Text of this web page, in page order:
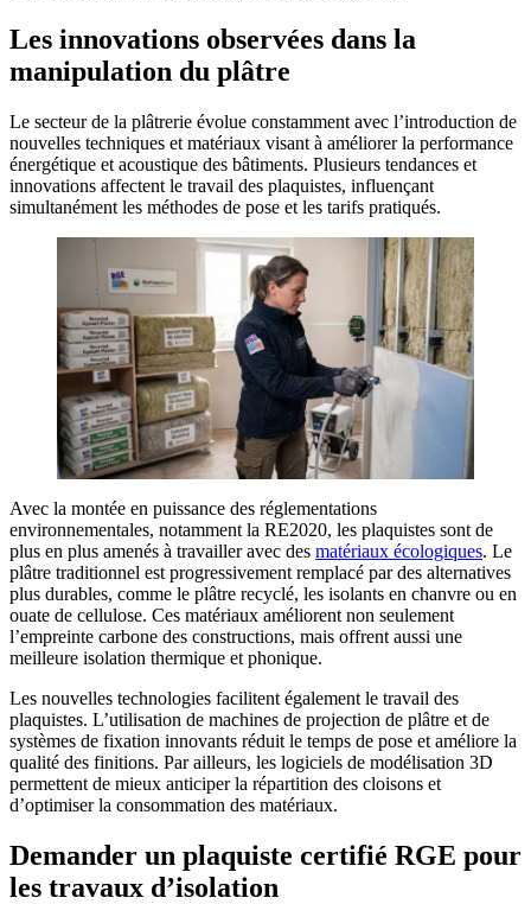
Les innovations observées dans la
manipulation du plâtre
Le secteur de la plâtrerie évolue constamment avec l’introduction de
nouvelles techniques et matériaux visant à améliorer la performance
énergétique et acoustique des bâtiments. Plusieurs tendances et
innovations affectent le travail des plaquistes, influençant
simultanément les méthodes de pose et les tarifs pratiqués.
Avec la montée en puissance des réglementations
environnementales, notamment la RE2020, les plaquistes sont de
plus en plus amenés à travailler avec des matériaux écologiques. Le
plâtre traditionnel est progressivement remplacé par des alternatives
plus durables, comme le plâtre recyclé, les isolants en chanvre ou en
ouate de cellulose. Ces matériaux améliorent non seulement
l’empreinte carbone des constructions, mais offrent aussi une
meilleure isolation thermique et phonique.
Les nouvelles technologies facilitent également le travail des
plaquistes. L’utilisation de machines de projection de plâtre et de
systèmes de fixation innovants réduit le temps de pose et améliore la
qualité des finitions. Par ailleurs, les logiciels de modélisation 3D
permettent de mieux anticiper la répartition des cloisons et
d’optimiser la consommation des matériaux.
Demander un plaquiste certifié RGE pour
les travaux d’isolation